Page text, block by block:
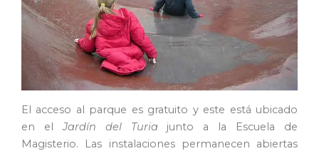
El acceso al parque es gratuito y este está ubicado
en elJardín del Turia junto a la Escuela de
Magisterio. Las instalaciones permanecen abiertas